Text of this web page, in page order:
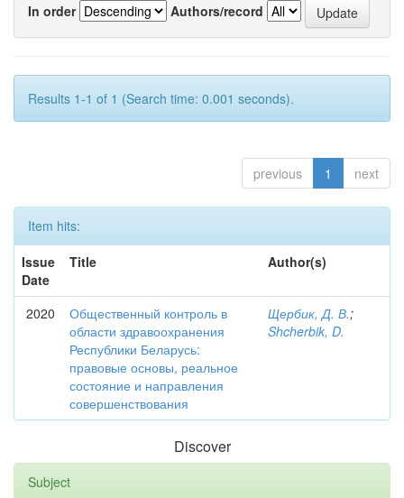
In order
Authors/record
Results 1-1 of 1 (Search time: 0.001 seconds).
previous 1 next
Item hits:
Issue
Date
Title Author(s)
2020
Общественный контроль в
области здравоохранения
Республики Беларусь:
правовые основы, реальное
состояние и направления
совершенствования
Щербик, Д. В.;
Shcherbik, D.
Discover
Subject